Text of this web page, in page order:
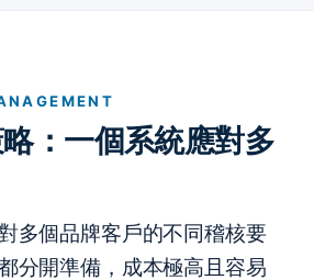
：一個系統應對多
多個品牌客戶的不同稽核要
分開準備，成本極高且容易